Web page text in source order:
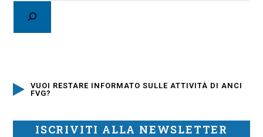
VUOI RESTARE INFORMATO SULLE ATTIVITÀ DI ANCI
FVG?
ISCRIVITI ALLA NEWSLETTER